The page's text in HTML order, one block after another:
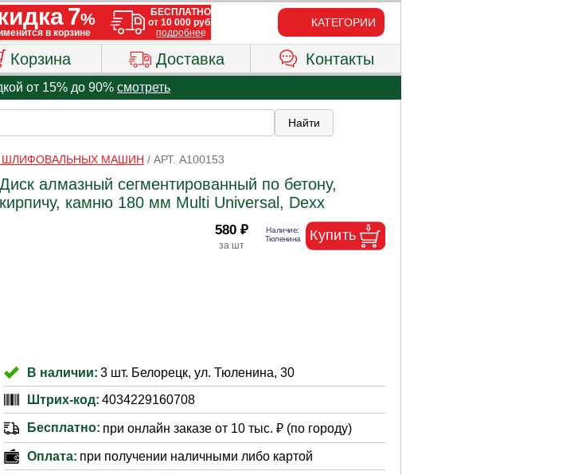
КАТЕГОРИИ
Корзина Доставка Контакты
от 15% до 90% смотреть
ШЛИФОВАЛЬНЫХ МАШИН / АРТ. A100153
Диск алмазный сегментированный по бетону,
кирпичу, камню 180 мм Multi Universal, Dexx
580 ₽
В наличии: 3 шт. Белорецк, ул. Тюленина, 30
Штрих-код: 4034229160708
Бесплатно: при онлайн заказе от 10 тыс. ₽ (по городу)
Оплата: при получении наличными либо картой